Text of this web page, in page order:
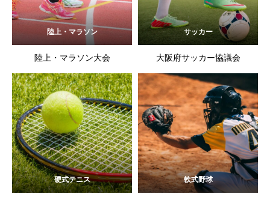
陸上・マラソン
陸上・マラソン大会
サッカー
大阪府サッカー協議会
硬式テニス 軟式野球